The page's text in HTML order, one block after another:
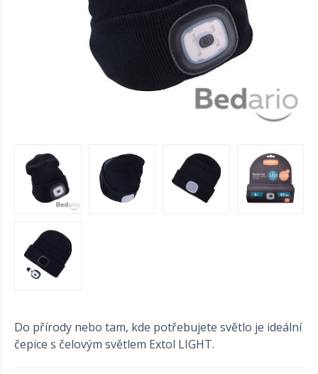
Do přírody nebo tam, kde potřebujete světlo je ideální
čepice s čelovým světlem Extol LIGHT.